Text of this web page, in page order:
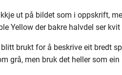
ut på bildet som i oppskrift,
Yellow der bakre halvdel ser
blitt brukt for å beskrive eit bredt
grå, men bruk det heller som